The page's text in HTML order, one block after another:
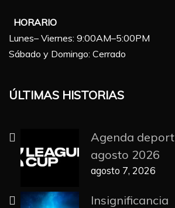
HORARIO
Lunes– Viernes: 9:00AM–5:00PM
Sábado y Domingo: Cerrado
ÚLTIMAS HISTORIAS
Agenda
agosto 2026
agosto 7, 2026
Insignificancia